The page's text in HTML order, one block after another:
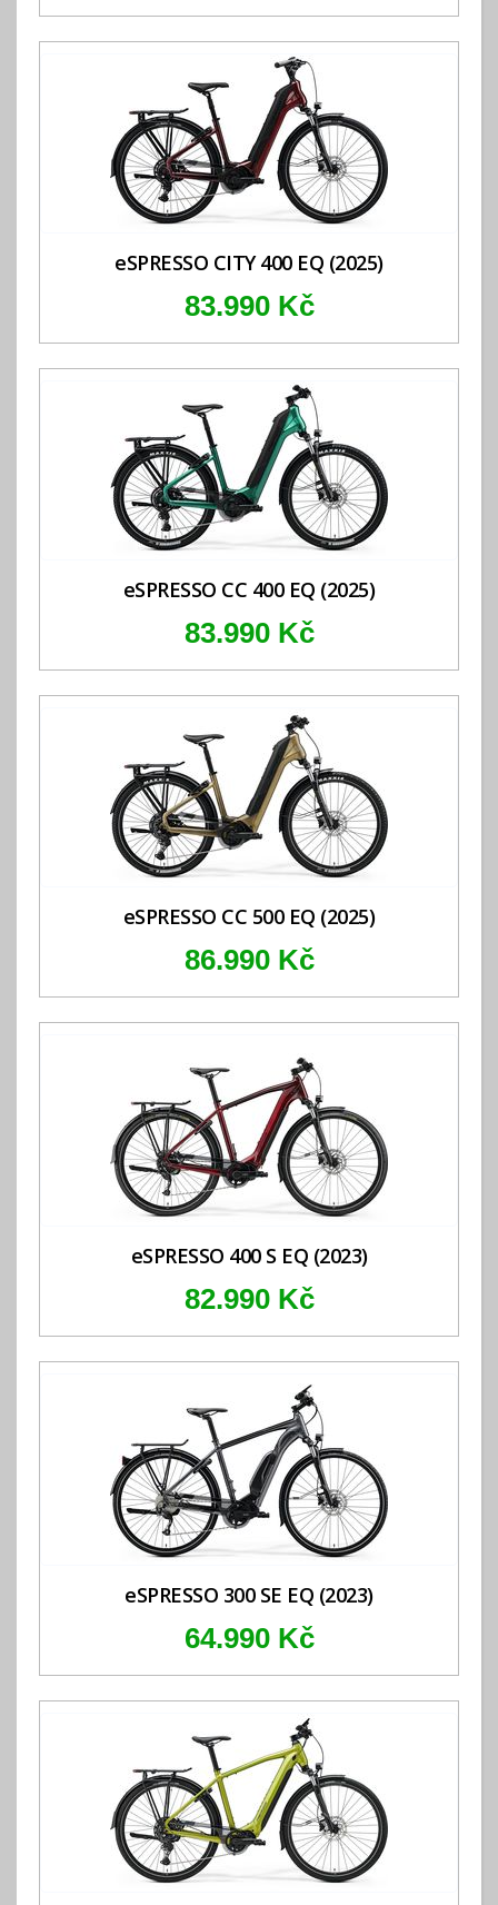
eSPRESSO CITY 400 EQ (2025)
83.990 Kč
eSPRESSO CC 400 EQ (2025)
83.990 Kč
eSPRESSO CC 500 EQ (2025)
86.990 Kč
eSPRESSO 400 S EQ (2023)
82.990 Kč
eSPRESSO 300 SE EQ (2023)
64.990 Kč